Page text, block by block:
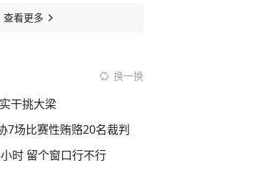
查看更多
换一换
干挑大梁
7场比赛性贿赂20名裁判
时 留个窗口行不行